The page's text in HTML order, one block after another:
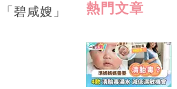
碧咸嫂」
熱門文章